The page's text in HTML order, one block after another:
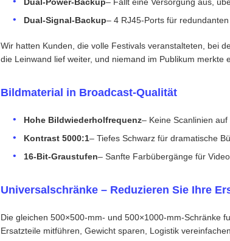
Dual-Signal-Backup– 4 RJ45-Ports für redundanten
Wir hatten Kunden, die volle Festivals veranstalteten, bei
die Leinwand lief weiter, und niemand im Publikum merkte
Bildmaterial in Broadcast-Qualität
Hohe Bildwiederholfrequenz– Keine Scanlinien
Kontrast 5000:1– Tiefes Schwarz für dramatische
16-Bit-Graustufen– Sanfte Farbübergänge für
Universalschränke – Reduzieren Sie Ihre
Die gleichen 500×500-mm- und 500×1000-mm-Schränke
Ersatzteile mitführen, Gewicht sparen, Logistik vereinfachen.